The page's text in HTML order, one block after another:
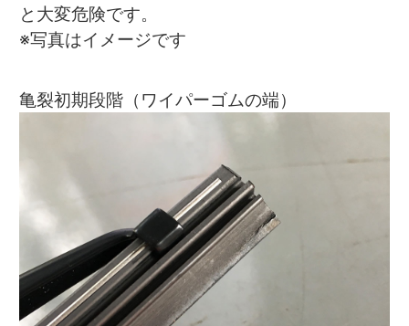
と大変危険です。
※写真はイメージです
亀裂初期段階（ワイパーゴムの端）